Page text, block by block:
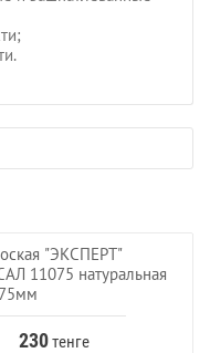
"ЭКСПЕРТ"
11075 натуральная
230тенге